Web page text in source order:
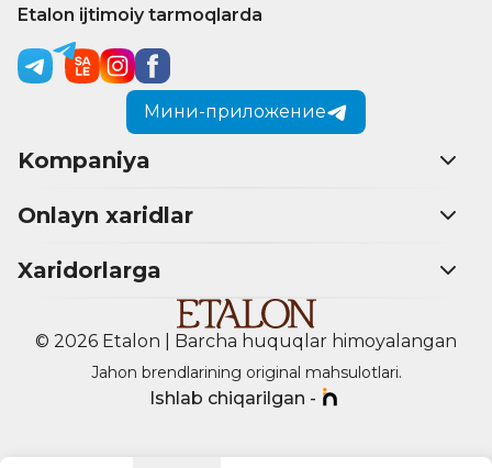
Etalon ijtimoiy tarmoqlarda
Мини-приложение
Kompaniya
Onlayn xaridlar
Xaridorlarga
© 2026 Etalon | Barcha huquqlar himoyalangan
Jahon brendlarining original mahsulotlari.
Ishlab chiqarilgan -